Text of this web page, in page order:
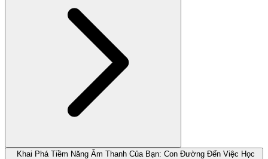
Khai Phá Tiềm Năng Âm Thanh Của Bạn: Con Đường Đến Việc Học